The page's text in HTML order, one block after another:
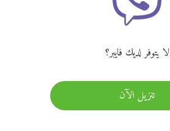
لا يتوفر لديك فايبر؟
تنزيل الآن